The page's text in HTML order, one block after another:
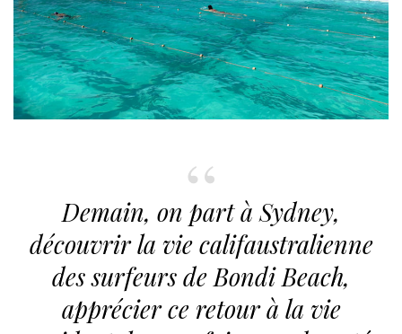
Demain, on part à Sydney,
découvrir la vie califaustralienne
des surfeurs de Bondi Beach,
apprécier ce retour à la vie